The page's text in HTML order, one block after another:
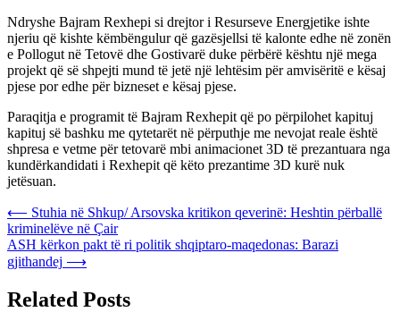
Ndryshe Bajram Rexhepi si drejtor i Resurseve Energjetike ishte
njeriu që kishte këmbëngulur që gazësjellsi të kalonte edhe në zonën
e Pollogut në Tetovë dhe Gostivarë duke përbërë kështu një mega
projekt që së shpejti mund të jetë një lehtësim për amvisëritë e kësaj
pjese por edhe për bizneset e kësaj pjese.
Paraqitja e programit të Bajram Rexhepit që po përpilohet kapituj
kapituj së bashku me qytetarët në përputhje me nevojat reale është
shpresa e vetme për tetovarë mbi animacionet 3D të prezantuara nga
kundërkandidati i Rexhepit që këto prezantime 3D kurë nuk
jetësuan.
Post
navigation
⟵ Stuhia në Shkup/ Arsovska kritikon qeverinë: Heshtin përballë
kriminelëve në Çair
ASH kërkon pakt të ri politik shqiptaro-maqedonas: Barazi
gjithandej ⟶
Related Posts